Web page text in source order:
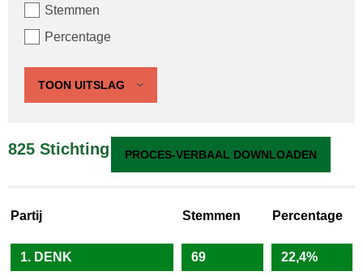
Stemmen
Percentage
TOON UITSLAG
825 Stichting Station RoffaPROCES-VERBAAL DOWNLOADEN
Partij Stemmen Percentage
1. DENK 69 22,4%